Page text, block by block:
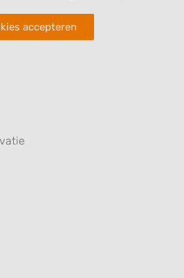
accepteren